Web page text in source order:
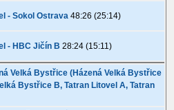
- Sokol Ostrava 48:26 (25:14)
- HBC Jičín B 28:24 (15:11)
Velká Bystřice (Házená Velká Bystřice
Bystřice B, Tatran Litovel A, Tatran